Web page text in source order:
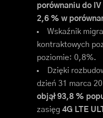
porównaniu do IV
2,6 % w
Wskaźnik
kontraktowych
poziomie: 0,8%.
Dzięki
dzień 31 marca
objął 93,8 %
zasięg 4G LTE